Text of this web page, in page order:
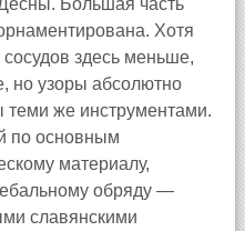
Большая часть
Хотя
здесь меньше,
но узоры абсолютно
же инструментами.
по основным
материалу,
обряду —
славянскими